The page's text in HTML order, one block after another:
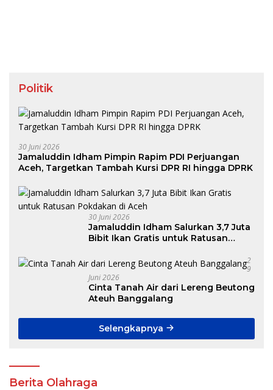
Politik
30 Juni 2026
Jamaluddin Idham Pimpin Rapim PDI Perjuangan
Aceh, Targetkan Tambah Kursi DPR RI hingga DPRK
30 Juni 2026
Jamaluddin Idham Salurkan 3,7 Juta
Bibit Ikan Gratis untuk Ratusan
2
9
Juni 2026
Cinta Tanah Air dari Lereng Beutong
Ateuh Banggalang
Selengkapnya
Berita Olahraga